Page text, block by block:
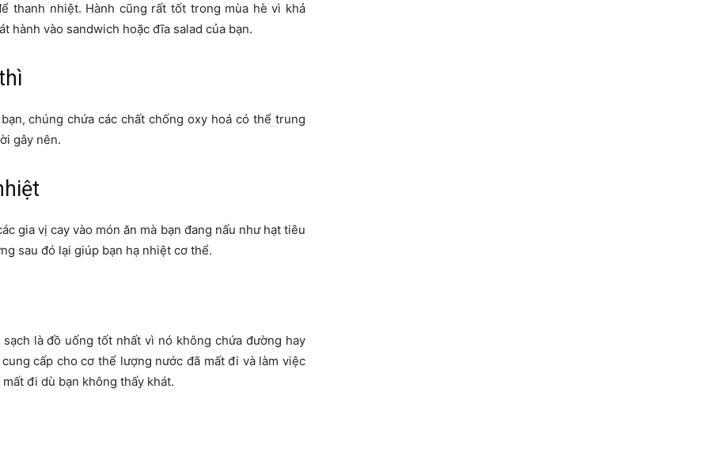
thanh nhiệt. Hành cũng rất tốt trong mùa hè vì khả
hành vào sandwich hoặc đĩa salad của bạn.
chúng chứa các chất chống oxy hoá có thể trung
gây nên.
gia vị cay vào món ăn mà bạn đang nấu như hạt tiêu
sau đó lại giúp bạn hạ nhiệt cơ thể.
là đồ uống tốt nhất vì nó không chứa đường hay
cấp cho cơ thể lượng nước đã mất đi và làm việc
đi dù bạn không thấy khát.